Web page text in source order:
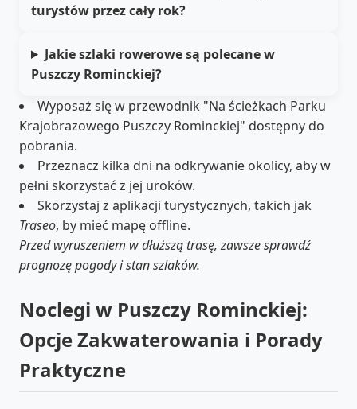
turystów przez cały rok?
Jakie szlaki rowerowe są polecane w
Puszczy Rominckiej?
Wyposaż się w przewodnik "Na ścieżkach Parku
Krajobrazowego Puszczy Rominckiej" dostępny do
pobrania.
Przeznacz kilka dni na odkrywanie okolicy, aby w
pełni skorzystać z jej uroków.
Skorzystaj z aplikacji turystycznych, takich jak
Traseo, by mieć mapę offline.
Przed wyruszeniem w dłuższą trasę, zawsze sprawdź
prognozę pogody i stan szlaków.
Noclegi w Puszczy Rominckiej:
Opcje Zakwaterowania i Porady
Praktyczne